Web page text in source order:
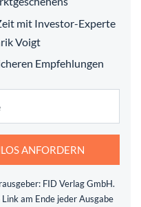
mit Investor-Experte
Voigt
Empfehlungen
ANFORDERN
FID Verlag GmbH.
am Ende jeder Ausgabe